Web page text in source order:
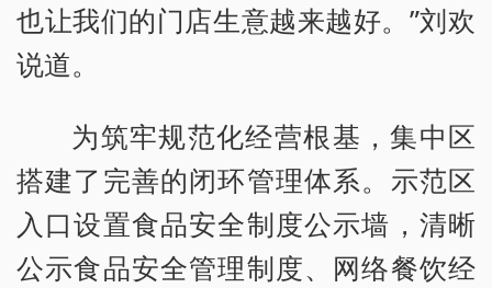
也让我们的门店生意越来越好。”刘欢
说道。
为筑牢规范化经营根基，集中区
搭建了完善的闭环管理体系。示范区
入口设置食品安全制度公示墙，清晰
公示食品安全管理制度、网络餐饮经